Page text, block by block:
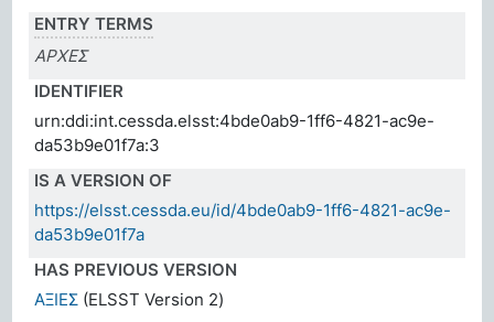
ENTRY TERMS
ΑΡΧΕΣ
IDENTIFIER
urn:ddi:int.cessda.elsst:4bde0ab9-1ff6-4821-ac9e-
da53b9e01f7a:3
IS A VERSION OF
https://elsst.cessda.eu/id/4bde0ab9-1ff6-4821-ac9e-
da53b9e01f7a
HAS PREVIOUS VERSION
ΑΞΙΕΣ (ELSST Version 2)